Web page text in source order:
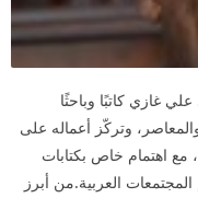
غازي كاتبًا وباحثًا
وتركّز أعماله على
مع اهتمام خاص بكتابات
المجتمعات العربية.من أبرز